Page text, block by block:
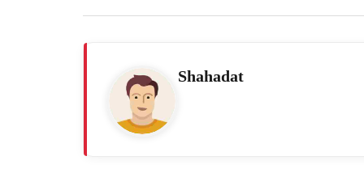
Shahadat